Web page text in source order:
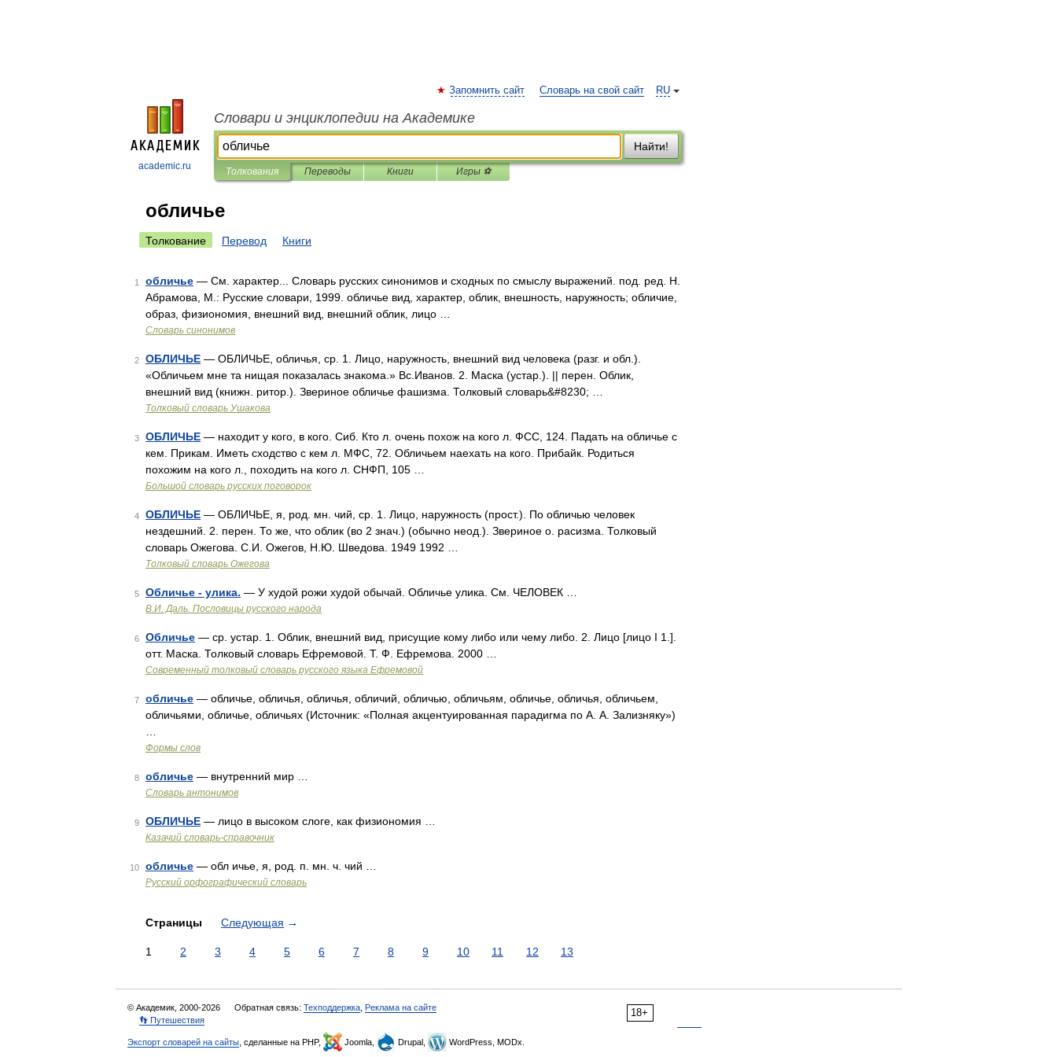
academic.ru
RU
Запомнить сайт Словарь на свой сайт
Словари и энциклопедии на Академике
Найти!
Толкования Переводы Книги Игры ⚽
обличье
Толкование Перевод Книги
1 обличье — См. характер... Словарь русских синонимов и сходных по смыслу выражений. под. ред. Н.
Абрамова, М.: Русские словари, 1999. обличье вид, характер, облик, внешность, наружность; обличие,
образ, физиономия, внешний вид, внешний облик, лицо …
Словарь синонимов
2 ОБЛИЧЬЕ — ОБЛИЧЬЕ, обличья, ср. 1. Лицо, наружность, внешний вид человека (разг. и обл.).
«Обличьем мне та нищая показалась знакома.» Вс.Иванов. 2. Маска (устар.). || перен. Облик,
внешний вид (книжн. ритор.). Звериное обличье фашизма. Толковый словарь&#8230; …
Толковый словарь Ушакова
3 ОБЛИЧЬЕ — находит у кого, в кого. Сиб. Кто л. очень похож на кого л. ФСС, 124. Падать на обличье с
кем. Прикам. Иметь сходство с кем л. МФС, 72. Обличьем наехать на кого. Прибайк. Родиться
похожим на кого л., походить на кого л. СНФП, 105 …
Большой словарь русских поговорок
4 ОБЛИЧЬЕ — ОБЛИЧЬЕ, я, род. мн. чий, ср. 1. Лицо, наружность (прост.). По обличью человек
нездешний. 2. перен. То же, что облик (во 2 знач.) (обычно неод.). Звериное о. расизма. Толковый
словарь Ожегова. С.И. Ожегов, Н.Ю. Шведова. 1949 1992 …
Толковый словарь Ожегова
5 Обличье - улика. — У худой рожи худой обычай. Обличье улика. См. ЧЕЛОВЕК …
В.И. Даль. Пословицы русского народа
6 Обличье — ср. устар. 1. Облик, внешний вид, присущие кому либо или чему либо. 2. Лицо [лицо I 1.].
отт. Маска. Толковый словарь Ефремовой. Т. Ф. Ефремова. 2000 …
Современный толковый словарь русского языка Ефремовой
7 обличье — обличье, обличья, обличья, обличий, обличью, обличьям, обличье, обличья, обличьем,
обличьями, обличье, обличьях (Источник: «Полная акцентуированная парадигма по А. А. Зализняку»)
Формы слов
8 обличье — внутренний мир …
Словарь антонимов
9 ОБЛИЧЬЕ — лицо в высоком слоге, как физиономия …
Казачий словарь-справочник
10 обличье — обл ичье, я, род. п. мн. ч. чий …
Русский орфографический словарь
Страницы Следующая →
1 2 3 4 5 6 7 8 9 10 11 12 13
18+
© Академик, 2000-2026 Обратная связь: Техподдержка Реклама на сайте
👣 Путешествия
Экспорт словарей на сайты , сделанные на PHP, Joomla, Drupal, WordPress, MODx.